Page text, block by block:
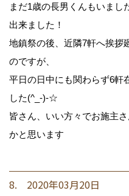
まだ1歳の長男くんもいまし
出来ました！
地鎮祭の後、近隣7軒へ挨拶
のですが、
平日の日中にも関わらず6軒
した(^_-)-☆
皆さん、いい方々でお施主
かと思います
8. 2020年03月20日